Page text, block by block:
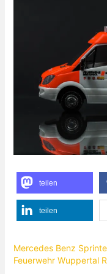
teilen
teilen
Mercedes Benz
Feuerwehr Wuppertal